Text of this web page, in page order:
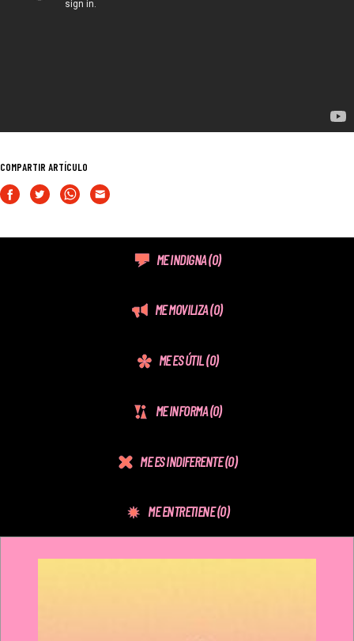
COMPARTIR ARTÍCULO
ME INDIGNA(0)
ME MOVILIZA(0)
ME ES ÚTIL(0)
ME INFORMA(0)
ME ES INDIFERENTE(0)
ME ENTRETIENE(0)